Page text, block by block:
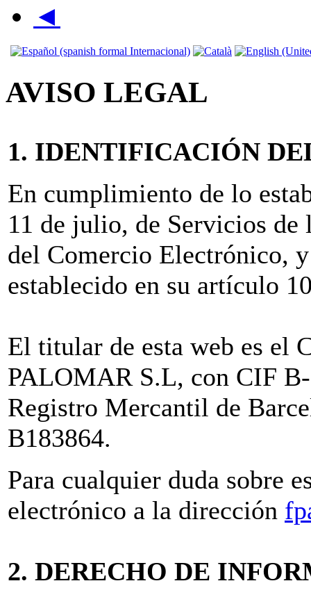
◄
AVISO LEGAL
1. IDENTIFICACIÓN
En cumplimiento de lo
11 de julio, de Servicios
del Comercio Electrónico,
establecido en su artículo
El titular de esta web es el
PALOMAR S.L, con CIF
Registro Mercantil de
B183864.
Para cualquier duda sobre
electrónico a la dirección
2. DERECHO DE